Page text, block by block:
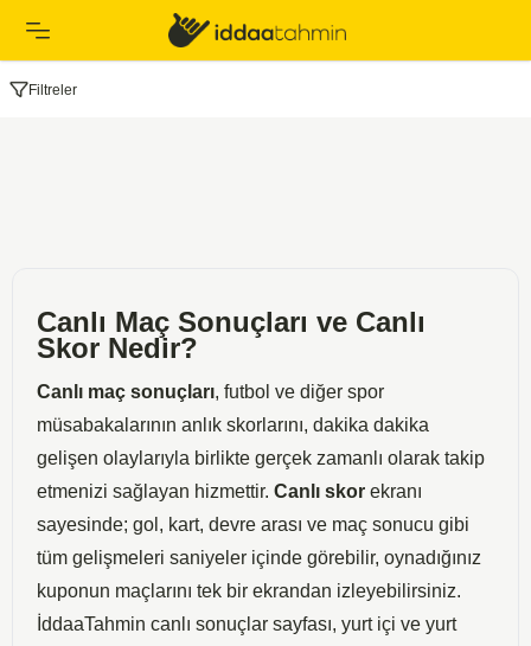
Filtreler
Canlı Maç Sonuçları ve Canlı
Skor Nedir?
Canlı maç sonuçları, futbol ve diğer spor
müsabakalarının anlık skorlarını, dakika dakika
gelişen olaylarıyla birlikte gerçek zamanlı olarak takip
etmenizi sağlayan hizmettir. Canlı skor ekranı
sayesinde; gol, kart, devre arası ve maç sonucu gibi
tüm gelişmeleri saniyeler içinde görebilir, oynadığınız
kuponun maçlarını tek bir ekrandan izleyebilirsiniz.
İddaaTahmin canlı sonuçlar sayfası, yurt içi ve yurt